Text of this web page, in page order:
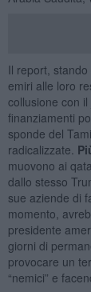
Il report,
emiri alle loro
collusione con
finanziamenti
sponde del
radicalizzate.
muovono ai
dallo stesso
sue aziende di
momento,
presidente
giorni di
provocare un
“nemici” e